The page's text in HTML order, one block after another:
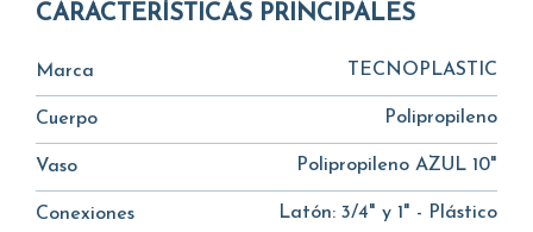
CARACTERÍSTICAS PRINCIPALES
Marca TECNOPLASTIC
Cuerpo Polipropileno
Vaso Polipropileno AZUL 10"
Conexiones
Latón: 3/4" y 1" - Plástico